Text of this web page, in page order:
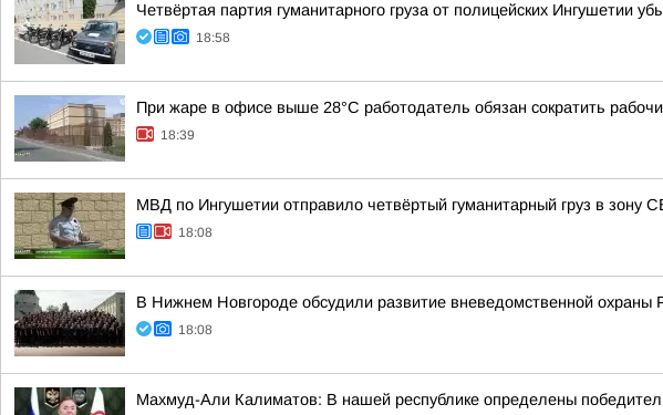
Четвёртая партия гуманитарного груза от полицейских Ингушетии
18:58
При жаре в офисе выше 28°C работодатель обязан сократить
18:39
МВД по Ингушетии отправило четвёртый гуманитарный груз в зону
18:08
В Нижнем Новгороде обсудили развитие вневедомственной охраны
18:08
Махмуд-Али Калиматов: В нашей республике определены